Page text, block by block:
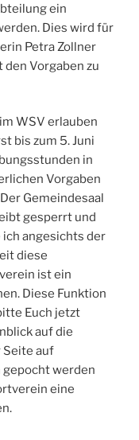
ein
Dies wird für
Petra Zollner
Vorgaben zu
WSV erlauben
bis zum 5. Juni
in
Vorgaben
Gemeindesaal
gesperrt und
angesichts der
diese
ist ein
Diese Funktion
Euch jetzt
auf die
Seite auf
werden
eine